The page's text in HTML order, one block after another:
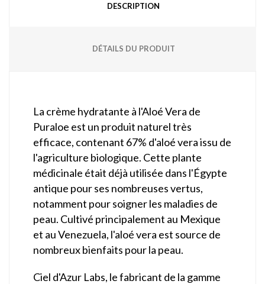
DESCRIPTION
DÉTAILS DU PRODUIT
La crème hydratante à l'Aloé Vera de
Puraloe est un produit naturel très
efficace, contenant 67% d'aloé vera issu de
l'agriculture biologique. Cette plante
médicinale était déjà utilisée dans l'Égypte
antique pour ses nombreuses vertus,
notamment pour soigner les maladies de
peau. Cultivé principalement au Mexique
et au Venezuela, l'aloé vera est source de
nombreux bienfaits pour la peau.
Ciel d'Azur Labs, le fabricant de la gamme